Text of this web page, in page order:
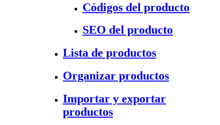
Códigos del producto
SEO del producto
Lista de productos
Organizar productos
Importar y exportar
productos